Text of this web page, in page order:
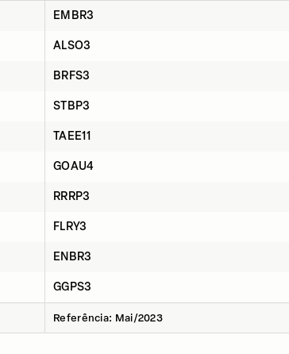
EMBR3
ALSO3
BRFS3
STBP3
TAEE11
GOAU4
RRRP3
FLRY3
ENBR3
GGPS3
Referência: Mai/2023